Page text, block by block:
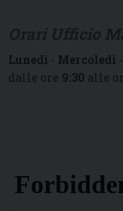
Lunedì - Mercoledì -
dalle ore 9:30 alle